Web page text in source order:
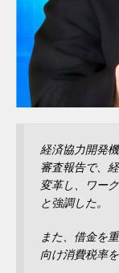
経済協力開発
審査報告で、
変革し、ワー
と強調した。
また、借金を
向け消費税率